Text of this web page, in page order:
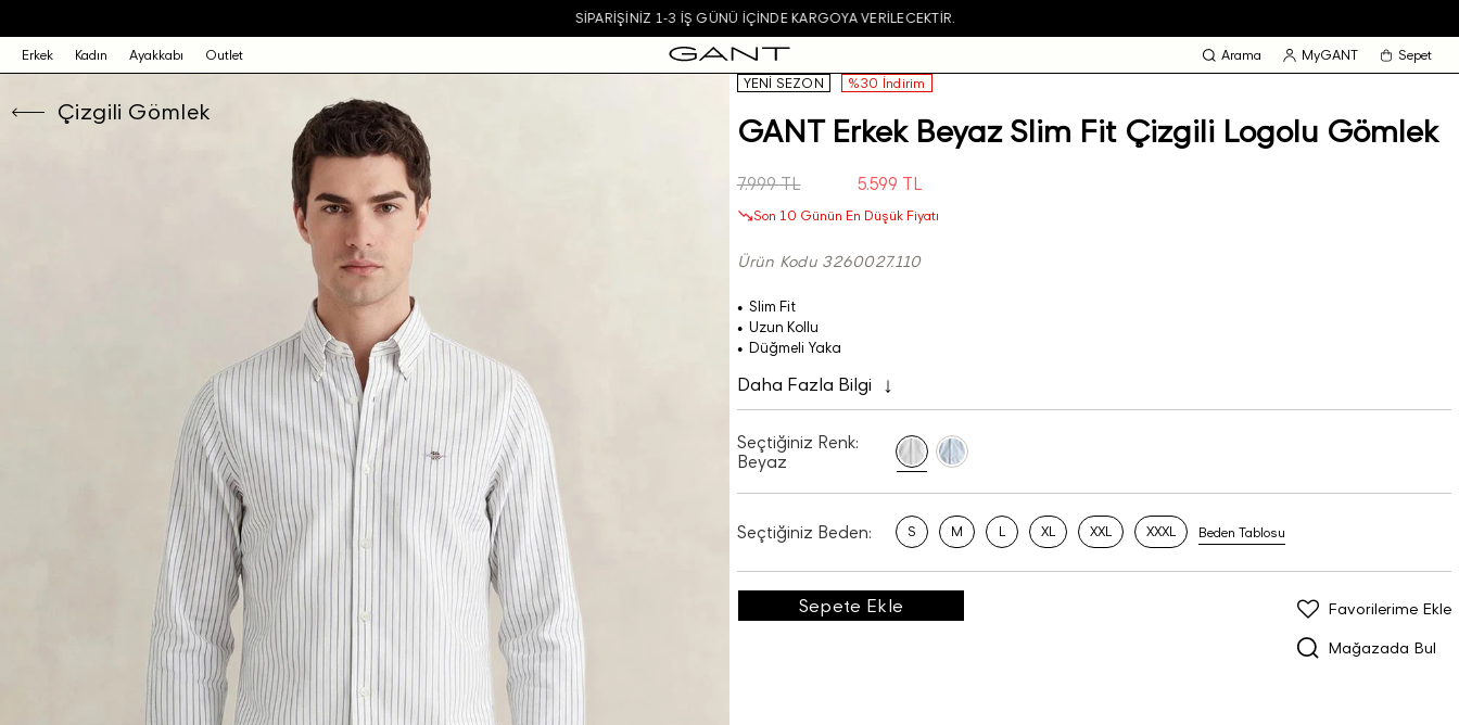
SIPARIŞINIZ 1-3 IŞ GÜNÜ IÇINDE KARGOYA VERILECEKTIR.
Erkek Kadın Ayakkabı Outlet Arama MyGANT Sepet
Çizgili Gömlek
YENİ SEZON %30 İndirim
GANT Erkek Beyaz Slim Fit Çizgili Logolu Gömlek
7.999 TL 5.599 TL
Son 10 Günün En Düşük Fiyatı
Ürün Kodu 3260027.110
Slim Fit
Uzun Kollu
Düğmeli Yaka
Daha Fazla Bilgi
Seçtiğiniz Renk:
Beyaz
Seçtiğiniz Beden: S M L XL XXL XXXL Beden Tablosu
Sepete Ekle
Mağazada Bul
Favorilerime Ekle